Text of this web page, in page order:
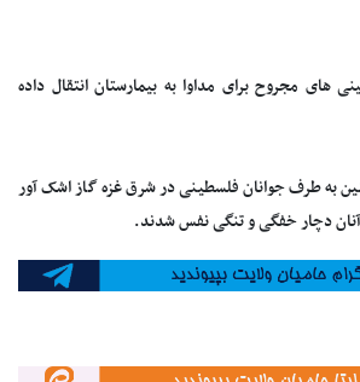
های مجروح برای مداوا به بیمارستان انتقال داده
به طرف جوانان فلسطینی در شرق غزه گاز اشک آور
دچار خفگی و تنگی نفس شدند.